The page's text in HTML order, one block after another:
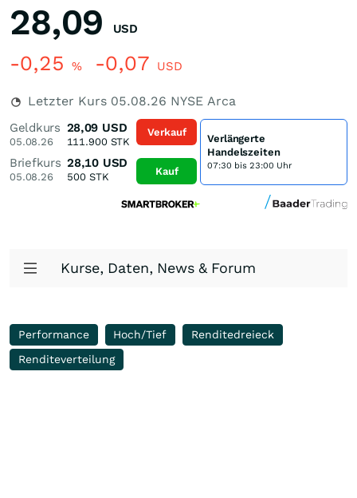
28,09 USD
-0,25 % -0,07 USD
Letzter Kurs 05.08.26 NYSE Arca
Geldkurs
05.08.26
28,09 USD
111.900STK
Briefkurs
05.08.26
28,10 USD
500STK
Verkauf
Kauf
Verlängerte
Handelszeiten
07:30 bis 23:00 Uhr
Kurse, Daten, News & Forum
Performance Hoch/Tief
Renditedreieck
Renditeverteilung